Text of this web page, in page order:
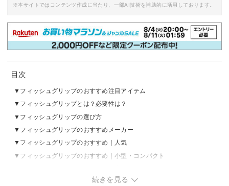
※本サイトではコンテンツ作成に当たり、一部AI技術を補助的に活用しております。
目次
フィッシュグリップのおすすめ注目アイテム
フィッシュグリップとは？必要性は？
フィッシュグリップの選び方
フィッシュグリップのおすすめメーカー
フィッシュグリップのおすすめ｜人気
フィッシュグリップのおすすめ｜小型・コンパクト
フィッシュグリップのおすすめ｜コスパ
続きを見る